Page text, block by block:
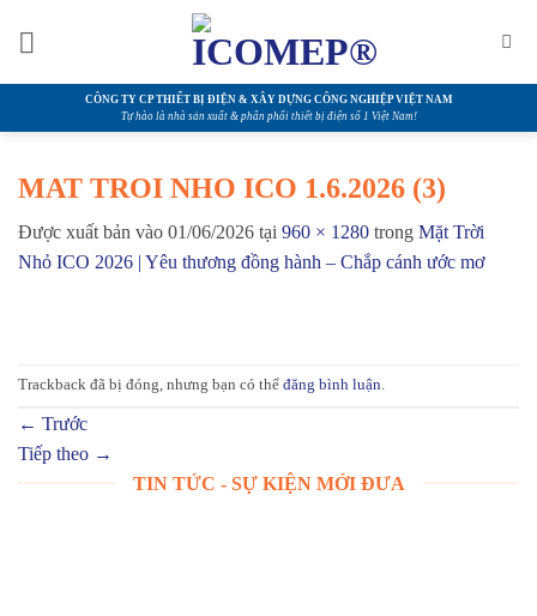
CÔNG TY CP THIẾT BỊ ĐIỆN & XÂY DỰNG CÔNG NGHIỆP VIỆT NAM
Tự hào là nhà sản xuất & phân phối thiết bị điện số 1 Việt Nam!
MAT TROI NHO ICO 1.6.2026 (3)
Được xuất bản vào 01/06/2026 tại 960 × 1280 trong Mặt Trời
Nhỏ ICO 2026 | Yêu thương đồng hành – Chắp cánh ước mơ
Trackback đã bị đóng, nhưng bạn có thể đăng bình luận.
← Trước
Tiếp theo →
TIN TỨC - SỰ KIỆN MỚI ĐƯA